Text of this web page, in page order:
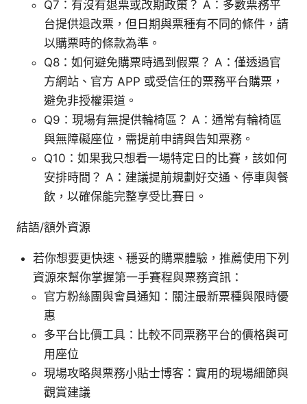
Q7：有沒有退票或改期政策？ A：多數票務平
台提供退改票，但日期與票種有不同的條件，請
以購票時的條款為準。
Q8：如何避免購票時遇到假票？ A：僅透過官
方網站、官方 APP 或受信任的票務平台購票，
避免非授權渠道。
Q9：現場有無提供輪椅區？ A：通常有輪椅區
與無障礙座位，需提前申請與告知票務。
Q10：如果我只想看一場特定日的比賽，該如何
安排時間？ A：建議提前規劃好交通、停車與餐
飲，以確保能完整享受比賽日。
結語/額外資源
若你想要更快速、穩妥的購票體驗，推薦使用下列
資源來幫你掌握第一手賽程與票務資訊：
官方粉絲團與會員通知：關注最新票種與限時優
惠
多平台比價工具：比較不同票務平台的價格與可
用座位
現場攻略與票務小貼士博客：實用的現場細節與
觀賞建議